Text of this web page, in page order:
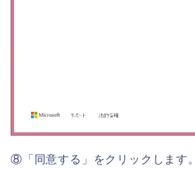
⑧「同意する」をクリックします。